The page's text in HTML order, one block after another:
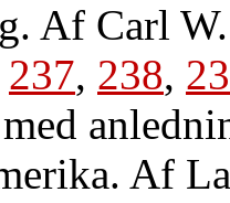
Af Carl
237, 238,
Af